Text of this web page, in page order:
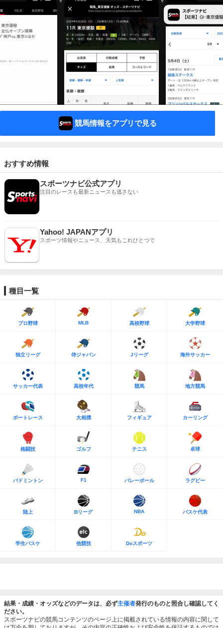
競馬情報をアプリで見る
おすすめ情報
スポーツナビ公式アプリ
注目のレースも最新ニュースも逃さない
Yahoo! JAPANアプリ
スポーツ情報やニュース、天気もこれひとつで
種目一覧
プロ野球 MLB 高校野球 大学野球
独立リーグ 侍ジャパン Jリーグ 海外サッカー
サッカー代表 高校年代 競馬 地方競馬
ボートレース 大相撲 フィギュア カーリング
格闘技 ゴルフ テニス 卓球
バドミントン F1 バレーボール ラグビー
陸上 Bリーグ NBA バスケ代表
学生バスケ 他競技 Doスポーツ
結果・成績・オッズなどのデータは、必ず主催者発行のものと照合し確認してく
ださい。
スポーツナビの競馬コンテンツのページ上に掲載されている情報の内容に関して